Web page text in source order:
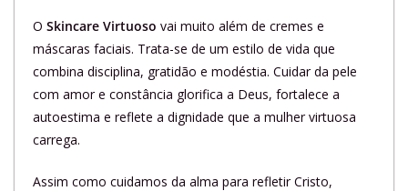
O Skincare Virtuoso vai muito além de cremes e
máscaras faciais. Trata-se de um estilo de vida que
combina disciplina, gratidão e modéstia. Cuidar da pele
com amor e constância glorifica a Deus, fortalece a
autoestima e reflete a dignidade que a mulher virtuosa
carrega.
Assim como cuidamos da alma para refletir Cristo,